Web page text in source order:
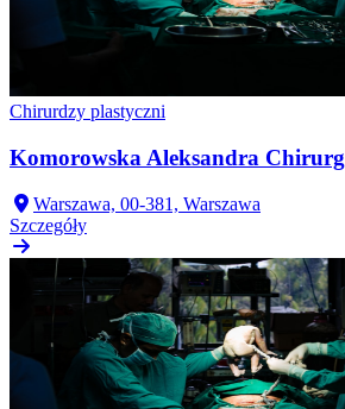
Chirurdzy plastyczni
Komorowska Aleksandra Chirurg
Warszawa, 00-381, Warszawa
Szczegóły